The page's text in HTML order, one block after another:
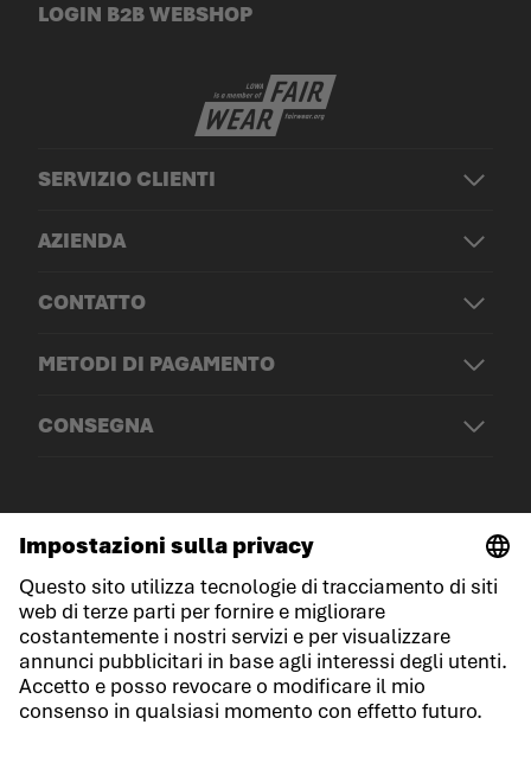
SERVIZIO CLIENTI
AZIENDA
CONTATTO
METODI DI PAGAMENTO
CONSEGNA
LOGIN B2B WEBSHOP
© LOWA Sportschuhe GmbH
Note legali
Protezione dei dati
Cookies